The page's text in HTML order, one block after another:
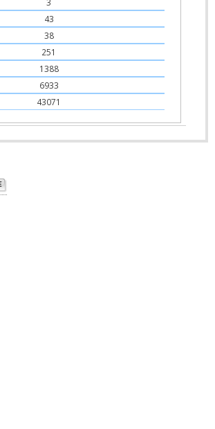
43
38
251
1388
6933
43071